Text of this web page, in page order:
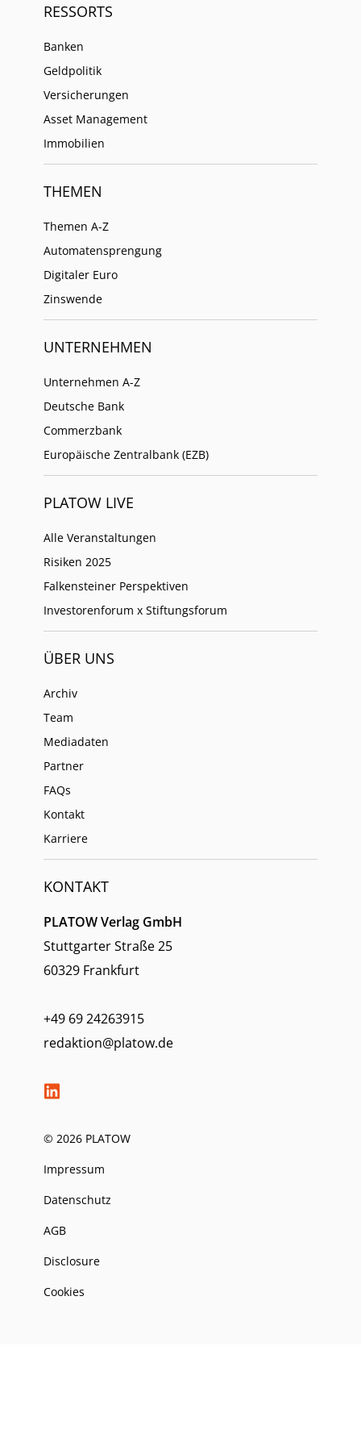
RESSORTS
Banken
Geldpolitik
Versicherungen
Asset Management
Immobilien
THEMEN
Themen A-Z
Automatensprengung
Digitaler Euro
Zinswende
UNTERNEHMEN
Unternehmen A-Z
Deutsche Bank
Commerzbank
Europäische Zentralbank (EZB)
PLATOW LIVE
Alle Veranstaltungen
Risiken 2025
Falkensteiner Perspektiven
Investorenforum x Stiftungsforum
ÜBER UNS
Archiv
Team
Mediadaten
Partner
FAQs
Kontakt
Karriere
KONTAKT
PLATOW Verlag GmbH
Stuttgarter Straße 25
60329 Frankfurt
+49 69 24263915
redaktion@platow.de
© 2026 PLATOW
Impressum
Datenschutz
AGB
Disclosure
Cookies